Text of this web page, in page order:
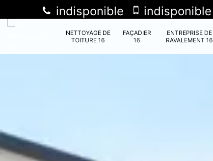
indisponible indisponible
NETTOYAGE DE
TOITURE 16
FAÇADIER
16
ENTREPRISE DE
RAVALEMENT 16